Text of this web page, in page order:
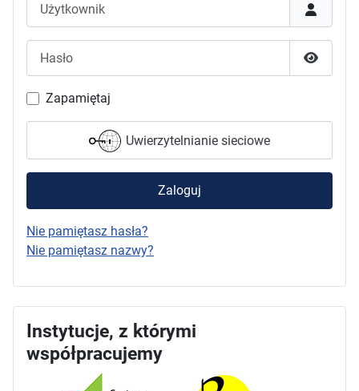
Pokaż
Zapamiętaj
Uwierzytelnianie sieciowe
Zaloguj
Nie pamiętasz hasła?
Nie pamiętasz nazwy?
Instytucje, z którymi
współpracujemy